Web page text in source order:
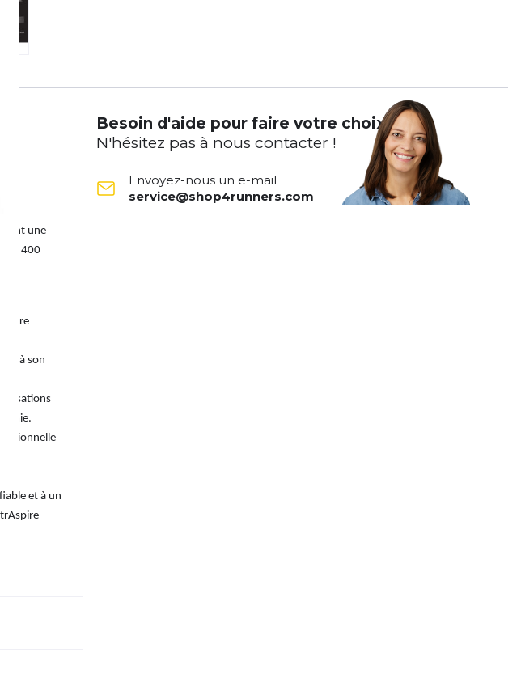
une
de 400
à son
et à un
Besoin d'aide pour faire votre choix ?
N'hésitez pas à nous contacter !
Envoyez-nous un e-mail
service@shop4runners.com